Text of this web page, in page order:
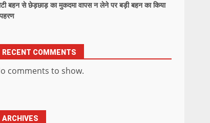
बहन से छेड़छाड़ का मुकदमा वापस न लेने पर बड़ी बहन का किया
RECENT COMMENTS
comments to show.
ARCHIVES